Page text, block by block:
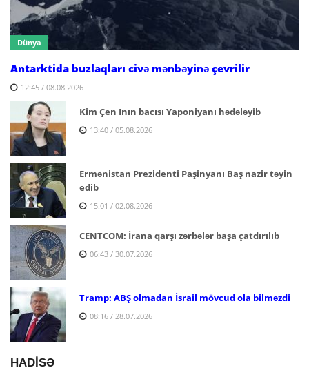
Dünya
Antarktida buzlaqları civə mənbəyinə çevrilir
12:45 / 08.08.2026
Kim Çen Inın bacısı Yaponiyanı hədələyib
13:40 / 05.08.2026
Ermənistan Prezidenti Paşinyanı Baş nazir təyin
edib
15:01 / 02.08.2026
CENTCOM: İrana qarşı zərbələr başa çatdırılıb
06:43 / 30.07.2026
Tramp: ABŞ olmadan İsrail mövcud ola bilməzdi
08:16 / 28.07.2026
HADİSƏ